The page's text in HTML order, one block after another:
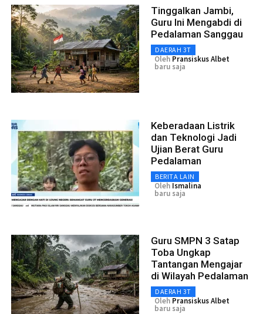
Tinggalkan Jambi,
Guru Ini Mengabdi di
Pedalaman Sanggau
DAERAH 3T
Oleh Pransiskus Albet
baru saja
Keberadaan Listrik
dan Teknologi Jadi
Ujian Berat Guru
Pedalaman
BERITA LAIN
Oleh Ismalina
baru saja
Guru SMPN 3 Satap
Toba Ungkap
Tantangan Mengajar
di Wilayah Pedalaman
DAERAH 3T
Oleh Pransiskus Albet
baru saja